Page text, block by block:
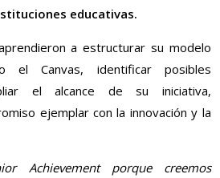
educativas.
a estructurar su modelo
el Canvas, identificar posibles
el alcance de su iniciativa,
ejemplar con la innovación y la
Achievement porque creemos